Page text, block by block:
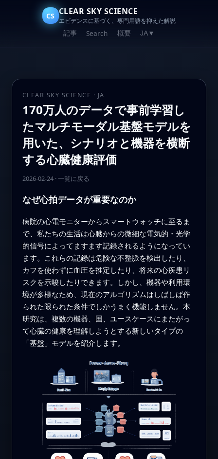
CS CLEAR SKY SCIENCE
エビデンスに基づく、専門用語を抑えた解説
記事 Search 概要 JA▼
CLEAR SKY SCIENCE · JA
170万人のデータで事前学習し
たマルチモーダル基盤モデルを
用いた、シナリオと機器を横断
する心臓健康評価
2026-02-24· 一覧に戻る
なぜ心拍データが重要なのか
病院の心電モニターからスマートウォッチに至るま
で、私たちの生活は心臓からの微細な電気的・光学
的信号によってますます記録されるようになってい
ます。これらの記録は危険な不整脈を検出したり、
カフを使わずに血圧を推定したり、将来の心疾患リ
スクを示唆したりできます。しかし、機器や利用環
境が多様なため、現在のアルゴリズムはしばしば作
られた限られた条件でしかうまく機能しません。本
研究は、複数の機器、国、ユースケースにまたがっ
て心臓の健康を理解しようとする新しいタイプの
「基盤」モデルを紹介します。